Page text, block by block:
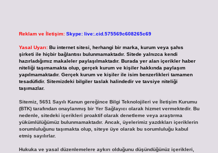
Reklam ve İletişim: Skype: live:.cid.575569c608265c69
Yasal Uyarı: Bu internet sitesi, herhangi bir marka, kurum veya şahıs
şirketi ile hiçbir bağlantısı bulunmamaktadır. Sitede yalnızca kendi
hazırladığımız makaleler paylaşılmaktadır. Burada yer alan içerikler haber
niteliği taşımamakta olup, gerçek kurum ve kişiler hakkında paylaşım
yapılmamaktadır. Gerçek kurum ve kişiler ile isim benzerlikleri tamamen
tesadüfidir. Sitemizdeki bilgiler taslak halindedir ve tavsiye niteliği
taşımazlar.
Sitemiz, 5651 Sayılı Kanun gereğince Bilgi Teknolojileri ve İletişim Kurumu
(BTK) tarafından onaylanmış bir Yer Sağlayıcı olarak hizmet vermektedir. Bu
nedenle, sitedeki içerikleri proaktif olarak denetleme veya araştırma
yükümlülüğümüz bulunmamaktadır. Ancak, üyelerimiz yazdıkları içeriklerin
sorumluluğunu taşımakta olup, siteye üye olarak bu sorumluluğu kabul
etmiş sayılırlar.
Hukuka ve yasal düzenlemelere aykırı olduğunu düşündüğünüz içerikleri,